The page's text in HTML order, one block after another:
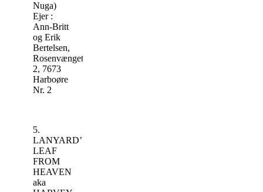
Nuga)
Ejer :
Ann-Britt
og Erik
Bertelsen,
Rosenvænget
2, 7673
Harboøre
Nr. 2
5.
LANYARD’S
LEAF
FROM
HEAVEN
aka